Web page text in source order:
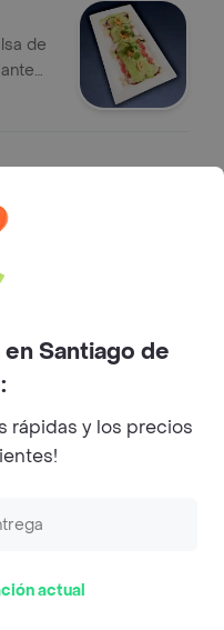
de
con
con
Santiago de
rápidas y los precios
actual